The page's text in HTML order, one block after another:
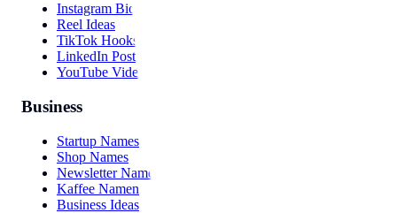
Instagram Bio
Reel Ideas
TikTok Hooks
LinkedIn Post
YouTube Video
Business
Startup Names
Shop Names
Newsletter Names
Kaffee Namen
Business Ideas